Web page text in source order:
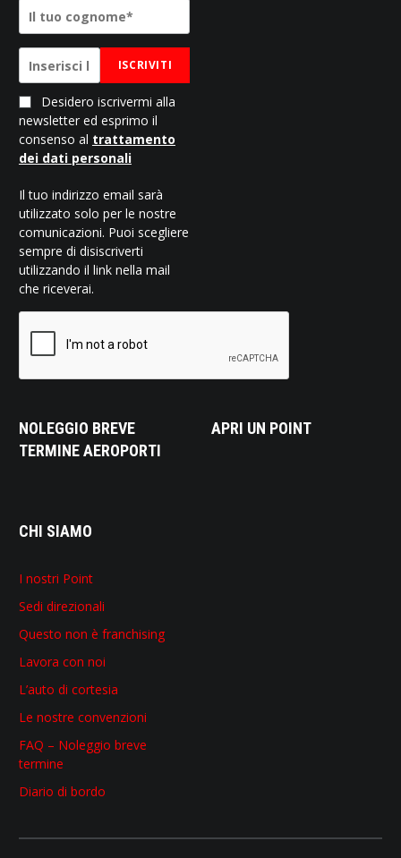
ISCRIVITI
Desidero iscrivermi alla
newsletter ed esprimo il
consenso al trattamento
dei dati personali
Il tuo indirizzo email sarà
utilizzato solo per le nostre
comunicazioni. Puoi scegliere
sempre di disiscriverti
utilizzando il link nella mail
che riceverai.
NOLEGGIO BREVE
TERMINE AEROPORTI
APRI UN POINT
CHI SIAMO
I nostri Point
Sedi direzionali
Questo non è franchising
Lavora con noi
L’auto di cortesia
Le nostre convenzioni
FAQ – Noleggio breve
termine
Diario di bordo